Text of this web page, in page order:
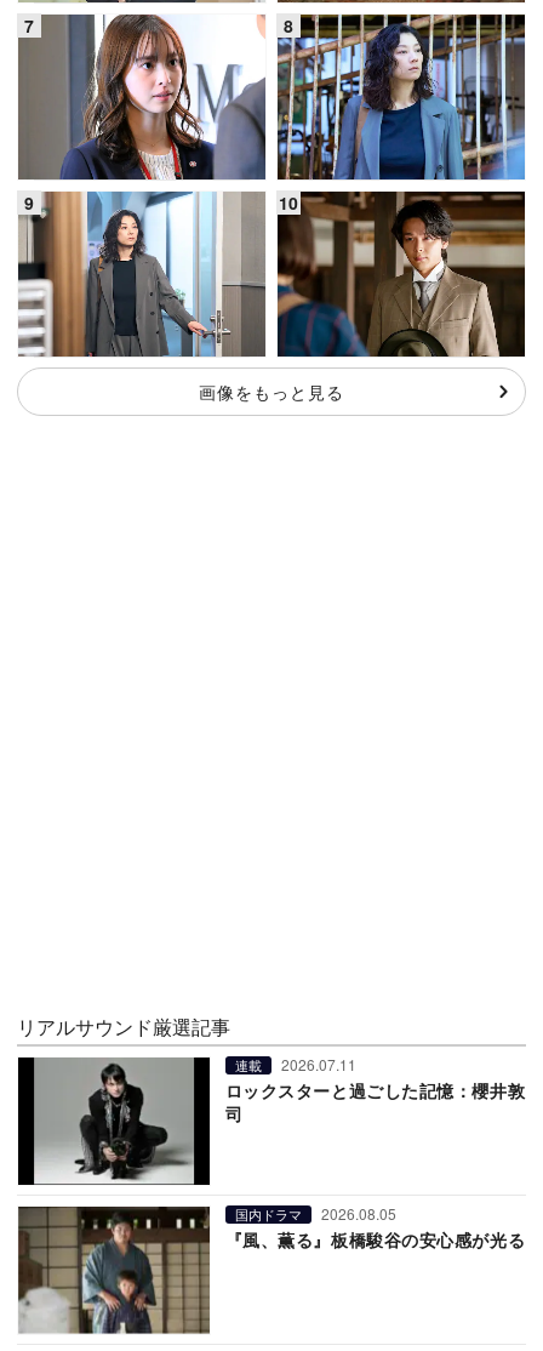
画像をもっと見る
リアルサウンド厳選記事
連載 2026.07.11
ロックスターと過ごした記憶：櫻井敦
司
国内ドラマ 2026.08.05
『風、薫る』板橋駿谷の安心感が光る